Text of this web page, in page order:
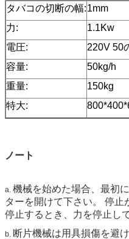
タバコの切断の幅:1mm
力:
1.1Kw
電圧:
220V 50
容量:
50kg/h
重量:
150kg
特大:
ノート
a. 機械を始めた場合、最初
ターを開けて下さい。 停
停止するとき、力を停止し
b. 断片機械は用具損傷を避